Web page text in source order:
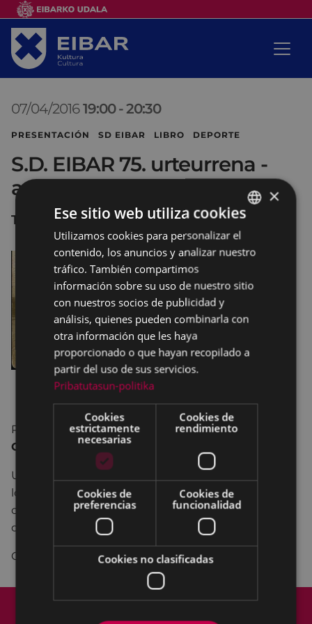
07/04/2016 19:00 -20:30
PRESENTACIÓN SD EIBAR LIBRO DEPORTE
S.D. EIBAR 75. urteurrena -
aniversario
Teatro COLISEO
Presentación del libro del historiadorJesús
Gutiérrez.
Un repaso emocional sobre Eibar y el Eibar desde
los comienzos del fútbol en la ciudad, mostrando
cómo se relacionan entre sí por medio de valores
comunes.
Con invitación.
BASQUE
SPANISH
×
Ese sitio web utiliza cookies
Utilizamos cookies para personalizar el
contenido, los anuncios y analizar nuestro
tráfico. También compartimos
información sobre su uso de nuestro sitio
con nuestros socios de publicidad y
análisis, quienes pueden combinarla con
otra información que les haya
proporcionado o que hayan recopilado a
partir del uso de sus servicios.
Pribatutasun-politika
Cookies
estrictamente
necesarias
Cookies de
rendimiento
Cookies de
preferencias
Cookies de
funcionalidad
Cookies no clasificadas